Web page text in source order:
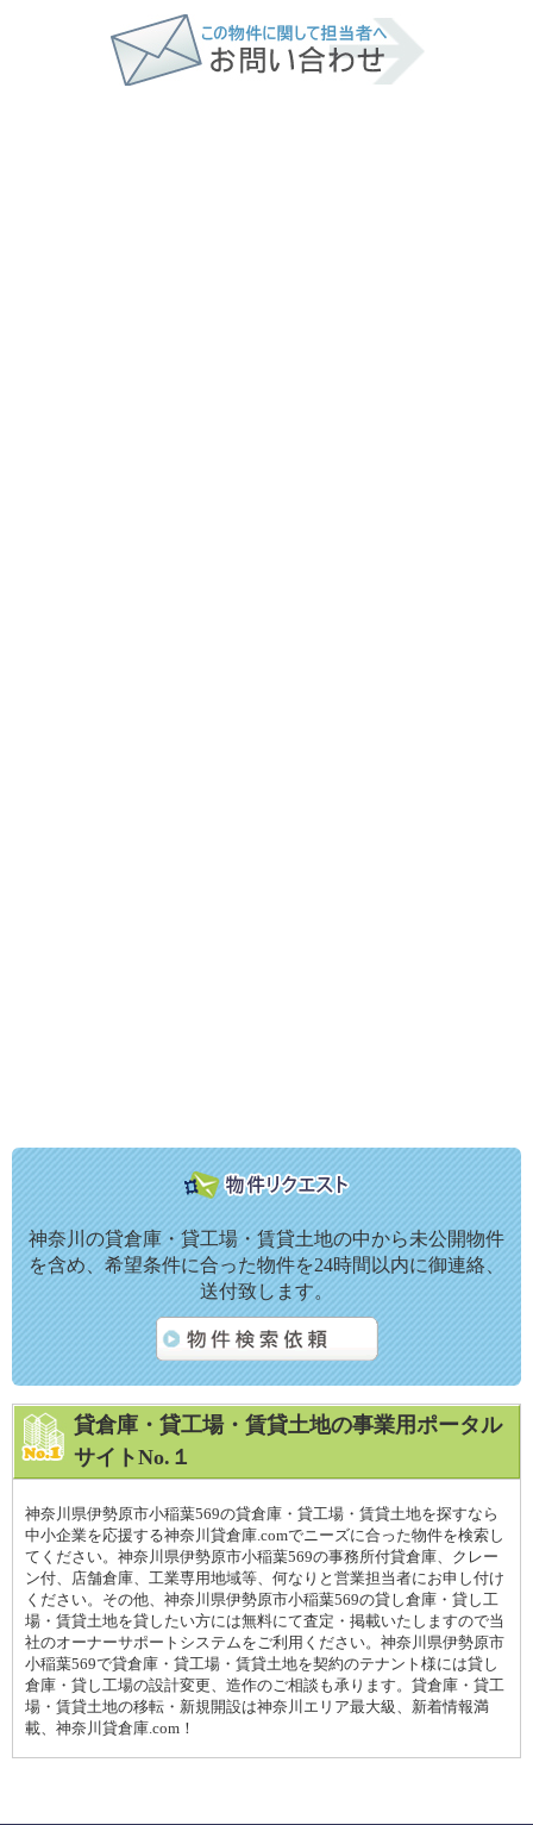
神奈川の貸倉庫・貸工場・賃貸土地の中から未公開物件
を含め、希望条件に合った物件を24時間以内に御連絡、
送付致します。
貸倉庫・貸工場・賃貸土地の事業用ポータル
サイトNo.１
神奈川県伊勢原市小稲葉569の貸倉庫・貸工場・賃貸土地を探すなら
中小企業を応援する神奈川貸倉庫.comでニーズに合った物件を検索し
てください。神奈川県伊勢原市小稲葉569の事務所付貸倉庫、クレー
ン付、店舗倉庫、工業専用地域等、何なりと営業担当者にお申し付け
ください。その他、神奈川県伊勢原市小稲葉569の貸し倉庫・貸し工
場・賃貸土地を貸したい方には無料にて査定・掲載いたしますので当
社のオーナーサポートシステムをご利用ください。神奈川県伊勢原市
小稲葉569で貸倉庫・貸工場・賃貸土地を契約のテナント様には貸し
倉庫・貸し工場の設計変更、造作のご相談も承ります。貸倉庫・貸工
場・賃貸土地の移転・新規開設は神奈川エリア最大級、新着情報満
載、神奈川貸倉庫.com！